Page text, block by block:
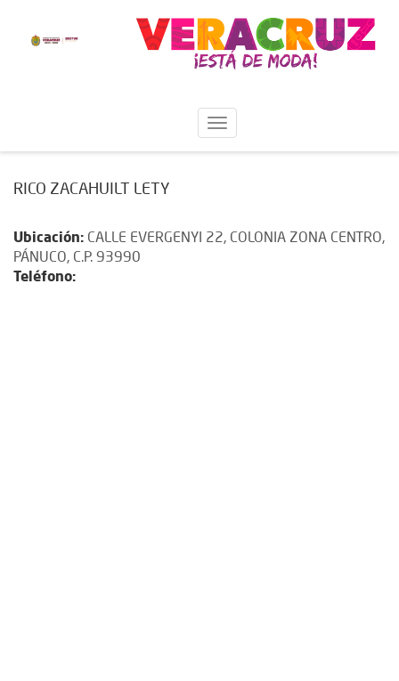
RICO ZACAHUILT LETY
Ubicación: CALLE EVERGENYI 22, COLONIA ZONA CENTRO,
PÁNUCO, C.P. 93990
Teléfono: